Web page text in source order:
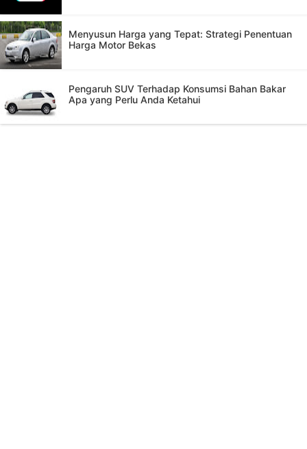
Menyusun Harga yang Tepat: Strategi Penentuan
Harga Motor Bekas
Pengaruh SUV Terhadap Konsumsi Bahan Bakar
Apa yang Perlu Anda Ketahui